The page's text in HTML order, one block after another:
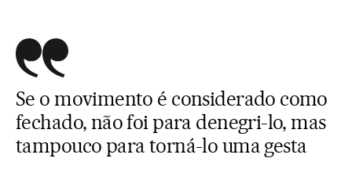
Se o movimento é considerado como
fechado, não foi para denegri-lo, mas
tampouco para torná-lo uma gesta